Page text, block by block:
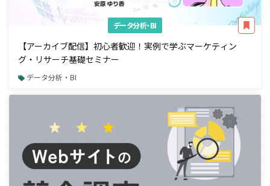
データ分析・BI
【アーカイブ配信】初心者歓迎！実例で学ぶマーケティン
グ・リサーチ基礎セミナー
データ分析・BI